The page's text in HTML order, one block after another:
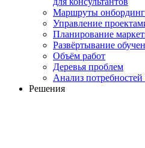
Маршруты
Управление
Планирование
Развёртывание
Объём работ
Деревья проблем
Анализ
Решения